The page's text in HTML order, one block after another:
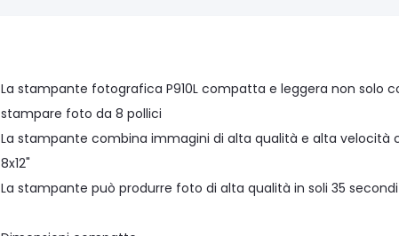
La stampante fotografica P910L compatta e leggera non solo
stampare foto da 8 pollici
La stampante combina immagini di alta qualità e alta velocità
8x12"
La stampante può produrre foto di alta qualità in soli 35 secondi